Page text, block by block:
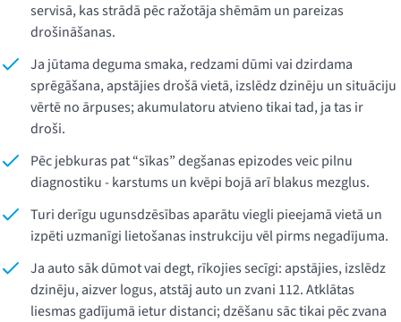
servisā, kas strādā pēc ražotāja shēmām un pareizas
drošināšanas.
Ja jūtama deguma smaka, redzami dūmi vai dzirdama
sprēgāšana, apstājies drošā vietā, izslēdz dzinēju un situāciju
vērtē no ārpuses; akumulatoru atvieno tikai tad, ja tas ir
droši.
Pēc jebkuras pat “sīkas” degšanas epizodes veic pilnu
diagnostiku - karstums un kvēpi bojā arī blakus mezglus.
Turi derīgu ugunsdzēsības aparātu viegli pieejamā vietā un
izpēti uzmanīgi lietošanas instrukciju vēl pirms negadījuma.
Ja auto sāk dūmot vai degt, rīkojies secīgi: apstājies, izslēdz
dzinēju, aizver logus, atstāj auto un zvani 112. Atklātas
liesmas gadījumā ietur distanci; dzēšanu sāc tikai pēc zvana